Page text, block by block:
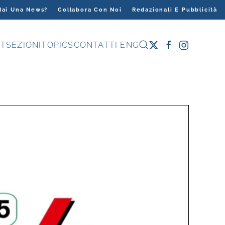
Una News? Collabora Con Noi Redazionali E Pubblicità
SEZIONITOPICSCONTATTI ENG